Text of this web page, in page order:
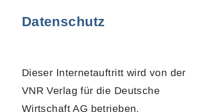
Datenschutz
Dieser Internetauftritt wird von der
VNR Verlag für die Deutsche
Wirtschaft AG betrieben.